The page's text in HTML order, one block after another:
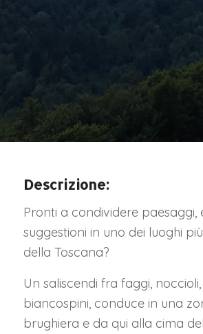
Descrizione:
Pronti a condividere paesaggi,
suggestioni in uno dei luoghi
della Toscana?
Un saliscendi fra faggi,
biancospini, conduce in una
brughiera e da qui alla cima